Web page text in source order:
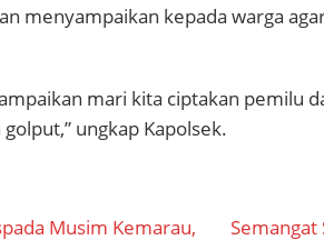
menyampaikan kepada warga
mari kita ciptakan pemilu
ungkap Kapolsek.
Musim Kemarau, Semangat